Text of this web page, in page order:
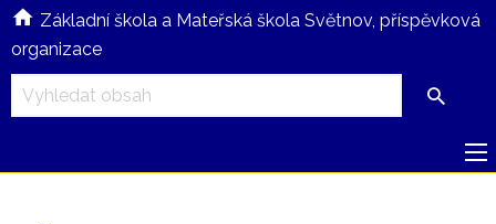
Základní škola a Mateřská škola Světnov, příspěvková
organizace